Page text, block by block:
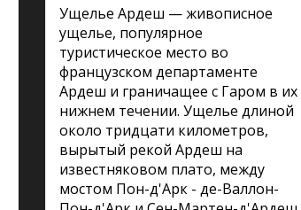
Ущелье Ардеш — живописное
ущелье, популярное
туристическое место во
французском департаменте
Ардеш и граничащее с Гаром в их
нижнем течении. Ущелье длиной
около тридцати километров,
вырытый рекой Ардеш на
известняковом плато, между
мостом Пон-д'Арк - де-Валлон-